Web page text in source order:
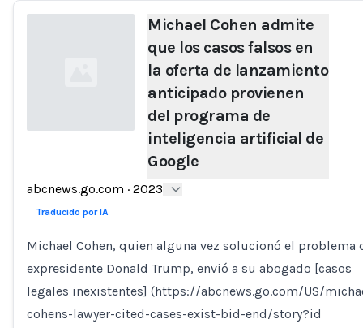
Michael Cohen admite
que los casos falsos en
la oferta de lanzamiento
anticipado provienen
del programa de
inteligencia artificial de
Google
abcnews.go.com · 2023
Traducido por IA
Michael Cohen, quien alguna vez solucionó el problema
expresidente Donald Trump, envió a su abogado [casos
legales inexistentes] (https://abcnews.go.com/US/
cohens-lawyer-cited-cases-exist-bid-end/story?id